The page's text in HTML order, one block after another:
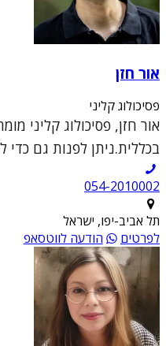
אור חזן
פסיכולוג קליני
בכללית.ניתן לפנות גם
054-2010002
תל אביב-יפו, ישראל
לפרטים
הודעה לווטסאפ